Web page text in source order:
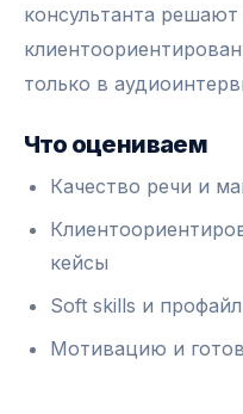
консультанта
только в
Что оцениваем
Качество речи и
кейсы
Soft skills и
Мотивацию и